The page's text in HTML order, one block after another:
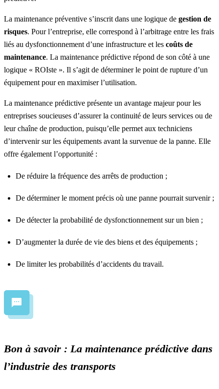
La maintenance préventive s’inscrit dans une logique de gestion de
risques. Pour l’entreprise, elle correspond à l’arbitrage entre les frais
liés au dysfonctionnement d’une infrastructure et les coûts de
maintenance. La maintenance prédictive répond de son côté à une
logique « ROIste ». Il s’agit de déterminer le point de rupture d’un
équipement pour en maximiser l’utilisation.
La maintenance prédictive présente un avantage majeur pour les
entreprises soucieuses d’assurer la continuité de leurs services ou de
leur chaîne de production, puisqu’elle permet aux techniciens
d’intervenir sur les équipements avant la survenue de la panne. Elle
offre également l’opportunité :
De réduire la fréquence des arrêts de production ;
De déterminer le moment précis où une panne pourrait survenir ;
De détecter la probabilité de dysfonctionnement sur un bien ;
D’augmenter la durée de vie des biens et des équipements ;
De limiter les probabilités d’accidents du travail.
Bon à savoir : La maintenance prédictive dans
l’industrie des transports